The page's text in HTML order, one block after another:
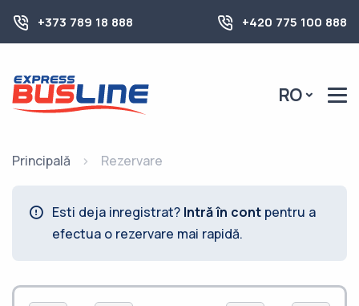
+373 789 18 888 +420 775 100 888
RO
Principală Rezervare
Esti deja inregistrat? Intră în cont pentru a
efectua o rezervare mai rapidă.